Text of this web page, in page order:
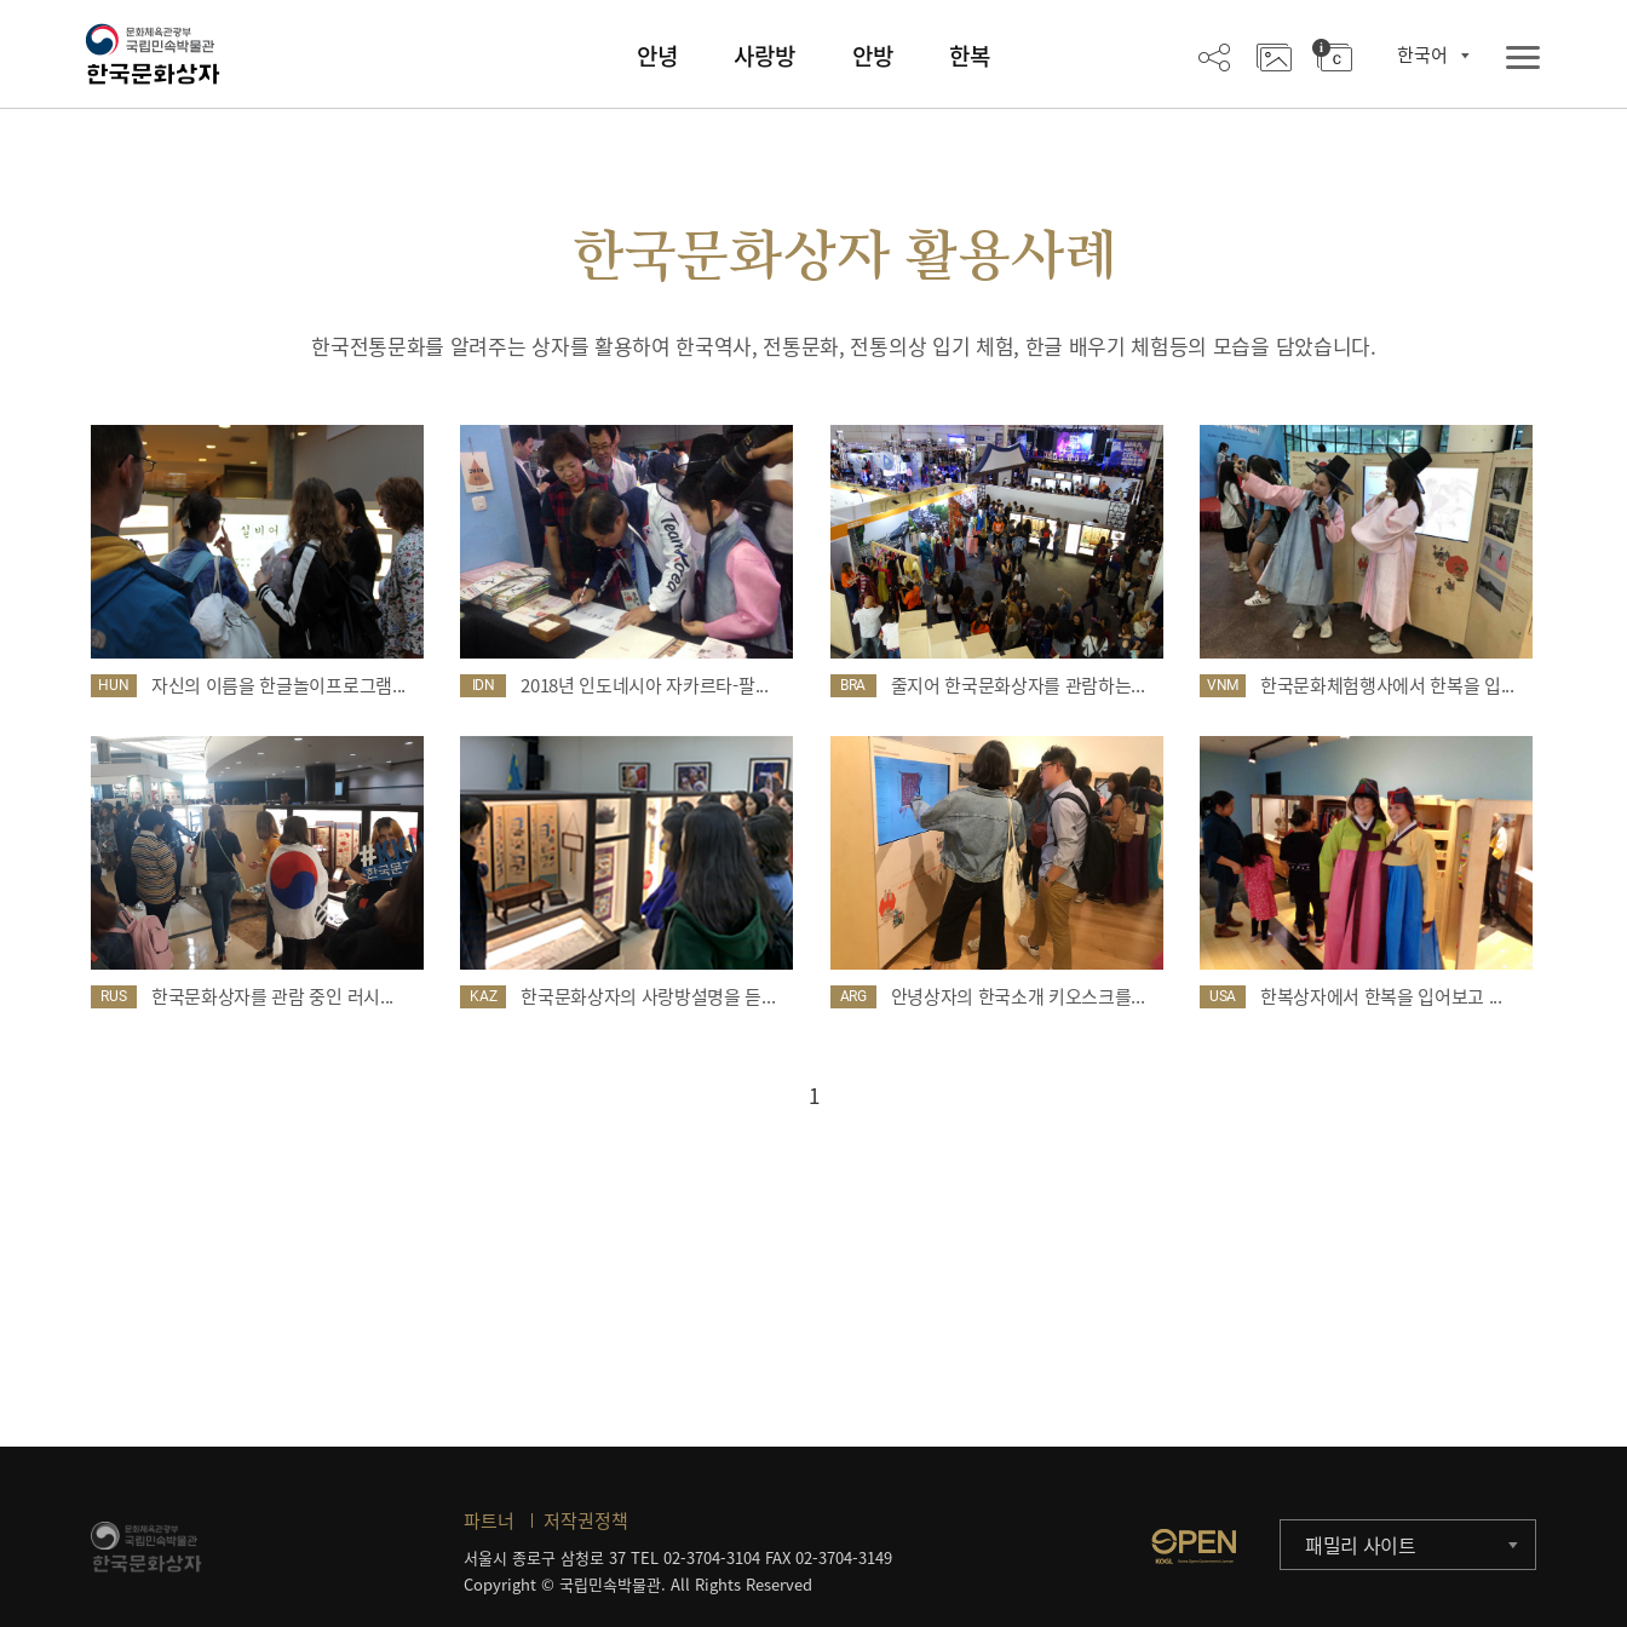
안녕 사랑방 안방 한복 한국어
한국문화상자 활용사례
한국전통문화를 알려주는 상자를 활용하여 한국역사, 전통문화, 전통의상 입기 체험, 한글 배우기 체험등의 모습을 담았습니다.
HUN 자신의 이름을 한글놀이프로그램... IDN 2018년 인도네시아 자카르타-팔... BRA 줄지어 한국문화상자를 관람하는... VNM 한국문화체험행사에서 한복을 입...
RUS 한국문화상자를 관람 중인 러시... KAZ 한국문화상자의 사랑방설명을 듣... ARG 안녕상자의 한국소개 키오스크를... USA 한복상자에서 한복을 입어보고 ...
1
파트너 저작권정책
서울시 종로구 삼청로 37 TEL 02-3704-3104 FAX 02-3704-3149
Copyright © 국립민속박물관. All Rights Reserved
패밀리 사이트